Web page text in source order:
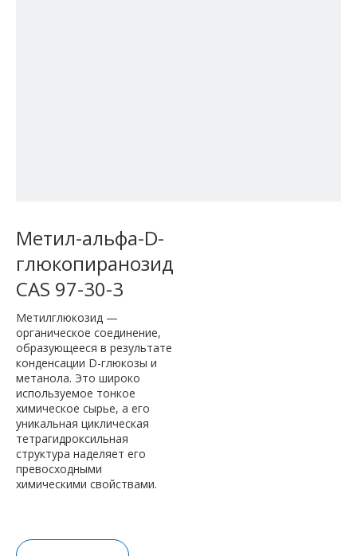
Метил-альфа-D-
глюкопиранозид
CAS 97-30-3
Метилглюкозид —
органическое соединение,
образующееся в результате
конденсации D-глюкозы и
метанола. Это широко
используемое тонкое
химическое сырье, а его
уникальная циклическая
тетрагидроксильная
структура наделяет его
превосходными
химическими свойствами.